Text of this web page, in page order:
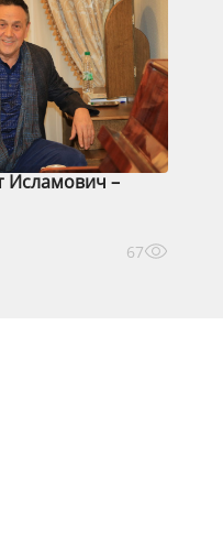
Исламович –
67